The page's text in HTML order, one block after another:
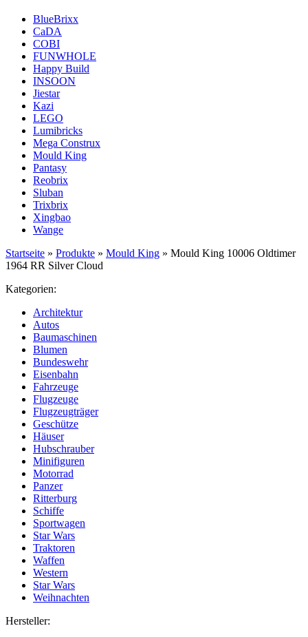
BlueBrixx
CaDA
COBI
FUNWHOLE
Happy Build
INSOON
Jiestar
Kazi
LEGO
Lumibricks
Mega Construx
Mould King
Pantasy
Reobrix
Sluban
Trixbrix
Xingbao
Wange
Startseite » Produkte » Mould King » Mould King 10006 Oldtimer
1964 RR Silver Cloud
Kategorien:
Architektur
Autos
Baumaschinen
Blumen
Bundeswehr
Eisenbahn
Fahrzeuge
Flugzeuge
Flugzeugträger
Geschütze
Häuser
Hubschrauber
Minifiguren
Motorrad
Panzer
Ritterburg
Schiffe
Sportwagen
Star Wars
Traktoren
Waffen
Western
Star Wars
Weihnachten
Hersteller: